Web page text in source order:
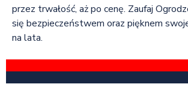
przez trwałość, aż po cenę. Zaufaj
się bezpieczeństwem oraz pięknem
na lata.